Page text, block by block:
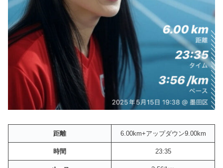
距離 6.00km+アップダウン9.00km
時間 23:35